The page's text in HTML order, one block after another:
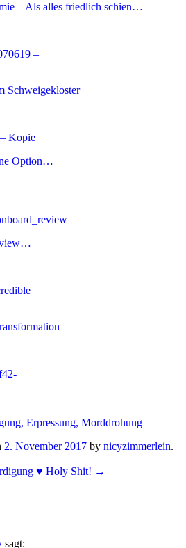
– Als alles friedlich schien…
Schweigekloster
Option…
Erpressung, Morddrohung
2. November 2017 by nicyzimmerlein.
♥ Holy Shit! →
sagt: